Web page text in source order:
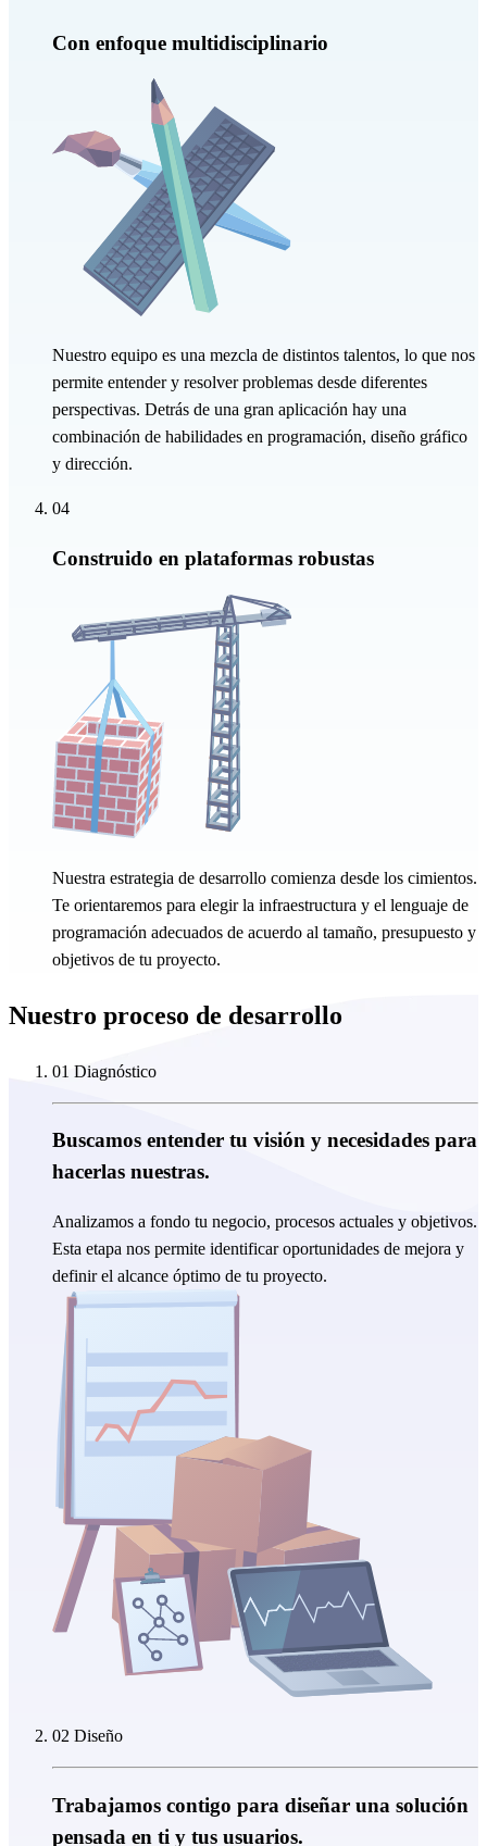
Con enfoque multidisciplinario
Nuestro equipo es una mezcla de distintos talentos, lo que nos
permite entender y resolver problemas desde diferentes
perspectivas. Detrás de una gran aplicación hay una
combinación de habilidades en programación, diseño gráfico
y dirección.
04
Construido en plataformas robustas
Nuestra estrategia de desarrollo comienza desde los cimientos.
Te orientaremos para elegir la infraestructura y el lenguaje de
programación adecuados de acuerdo al tamaño, presupuesto y
objetivos de tu proyecto.
Nuestro proceso de desarrollo
01 Diagnóstico
Buscamos entender tu visión y necesidades para
hacerlas nuestras.
Analizamos a fondo tu negocio, procesos actuales y objetivos.
Esta etapa nos permite identificar oportunidades de mejora y
definir el alcance óptimo de tu proyecto.
02 Diseño
Trabajamos contigo para diseñar una solución
pensada en ti y tus usuarios.